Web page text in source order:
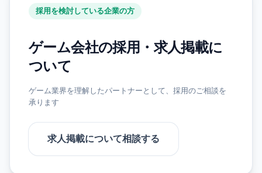
採用を検討している企業の方
ゲーム会社の採用・求人掲載に
ついて
ゲーム業界を理解したパートナーとして、採用のご相談を
承ります
求人掲載について相談する